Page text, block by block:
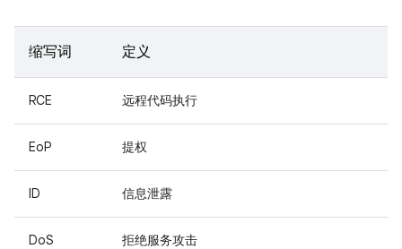
缩写词 定义
RCE 远程代码执行
EoP 提权
ID 信息泄露
DoS 拒绝服务攻击